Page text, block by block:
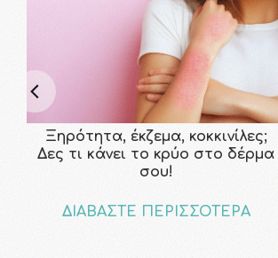
Ξηρότητα, έκζεμα, κοκκινίλες;
Δες τι κάνει το κρύο στο δέρμα
σου!
ΔΙΑΒΑΣΤΕ ΠΕΡΙΣΣΟΤΕΡΑ